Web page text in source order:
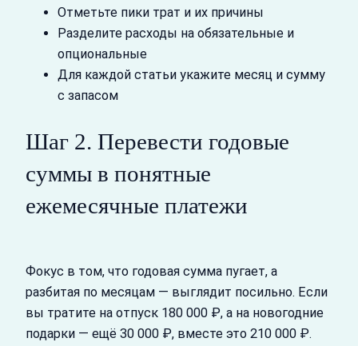
Отметьте пики трат и их причины
Разделите расходы на обязательные и
опциональные
Для каждой статьи укажите месяц и сумму
с запасом
Шаг 2. Перевести годовые
суммы в понятные
ежемесячные платежи
Фокус в том, что годовая сумма пугает, а
разбитая по месяцам — выглядит посильно. Если
вы тратите на отпуск 180 000 ₽, а на новогодние
подарки — ещё 30 000 ₽, вместе это 210 000 ₽.